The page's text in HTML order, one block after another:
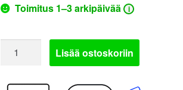
Toimitus 1–3 arkipäivää i
Auto-
Lisää ostoskoriin